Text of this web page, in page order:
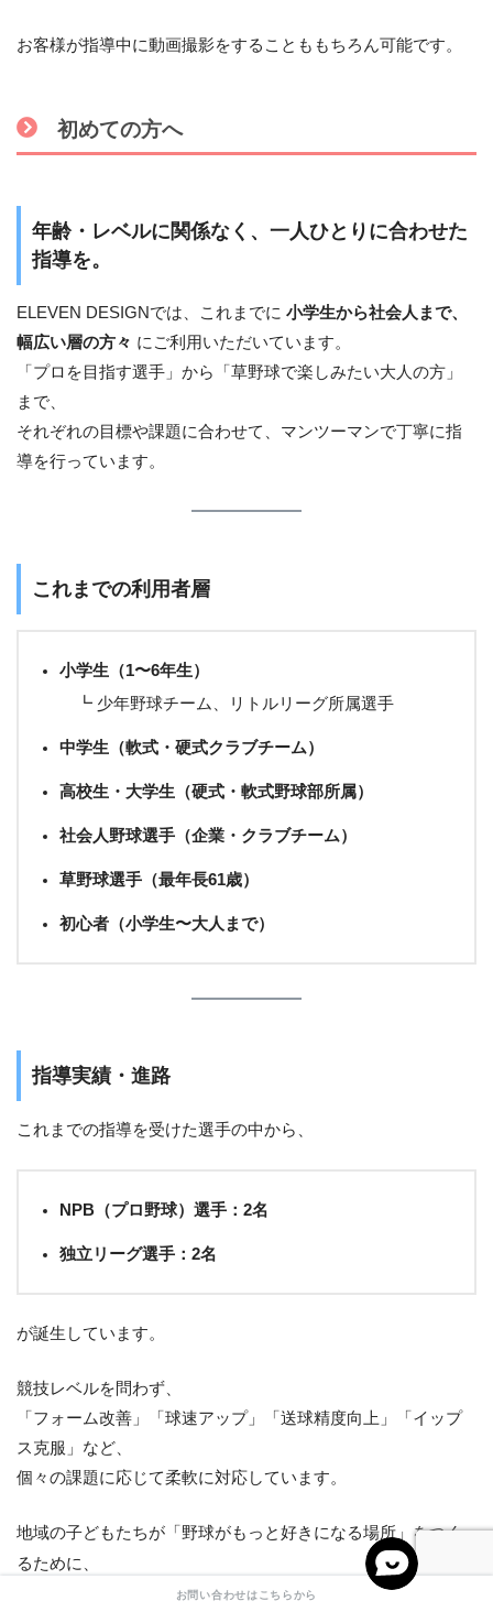
お客様が指導中に動画撮影をすることももちろん可能です。
初めての方へ
年齢・レベルに関係なく、一人ひとりに合わせた
指導を。
ELEVEN DESIGNでは、これまでに 小学生から社会人まで、
幅広い層の方々 にご利用いただいています。
「プロを目指す選手」から「草野球で楽しみたい大人の方」
まで、
それぞれの目標や課題に合わせて、マンツーマンで丁寧に指
導を行っています。
これまでの利用者層
小学生（1〜6年生）
┗ 少年野球チーム、リトルリーグ所属選手
中学生（軟式・硬式クラブチーム）
高校生・大学生（硬式・軟式野球部所属）
社会人野球選手（企業・クラブチーム）
草野球選手（最年長61歳）
初心者（小学生〜大人まで）
指導実績・進路
これまでの指導を受けた選手の中から、
NPB（プロ野球）選手：2名
独立リーグ選手：2名
が誕生しています。
競技レベルを問わず、
「フォーム改善」「球速アップ」「送球精度向上」「イップ
ス克服」など、
個々の課題に応じて柔軟に対応しています。
地域の子どもたちが「野球がもっと好きになる場所」をつく
るために、
みなさまのお力を少しだけお借りできれば嬉しいです。
お問い合わせはこちらから